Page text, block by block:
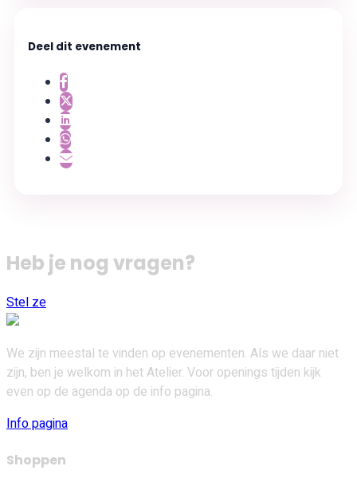
Deel dit evenement
Heb je nog vragen?
Stel ze
We zijn meestal te vinden op evenementen. Als we daar niet
zijn, ben je welkom in het Atelier. Voor openings tijden kijk
even op de agenda op de info pagina.
Info pagina
Shoppen